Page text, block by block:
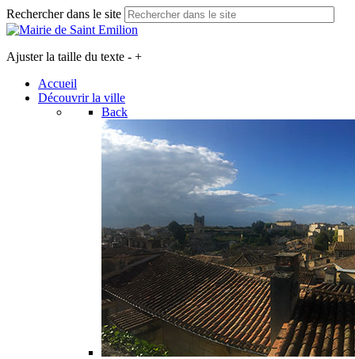
Rechercher dans le site
Ajuster la taille du texte - +
Accueil
Découvrir la ville
Back